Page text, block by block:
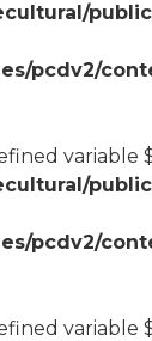
pcdv2/
variable
pcdv2/
variable